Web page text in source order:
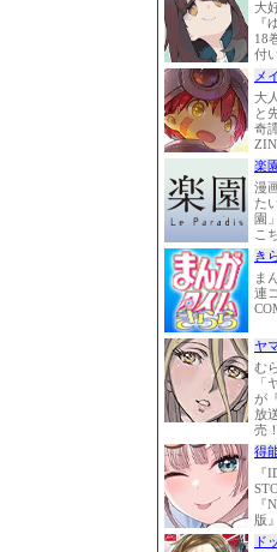
大
『
18
付
メ
大
と
奇
楽
漫
た
園
こ
き
ま
連
ヤ
む
「
が
放
売！
得
『
『
版
ド